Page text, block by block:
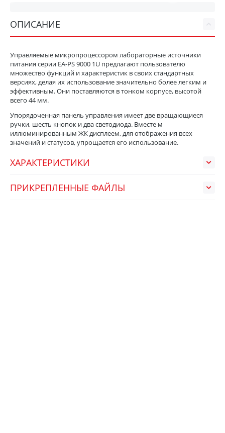
ОПИСАНИЕ
Управляемые микропроцессором лабораторные источники
питания серии EA-PS 9000 1U предлагают пользователю
множество функций и характеристик в своих стандартных
версиях, делая их использование значительно более легким и
эффективным. Они поставляются в тонком корпусе, высотой
всего 44 мм.
Упорядоченная панель управления имеет две вращающиеся
ручки, шесть кнопок и два светодиода. Вместе м
иллюминированным ЖК дисплеем, для отображения всех
значений и статусов, упрощается его использование.
ХАРАКТЕРИСТИКИ
ПРИКРЕПЛЕННЫЕ ФАЙЛЫ